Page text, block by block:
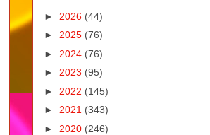
► 2026 (44)
► 2025 (76)
► 2024 (76)
► 2023 (95)
► 2022 (145)
► 2021 (343)
► 2020 (246)